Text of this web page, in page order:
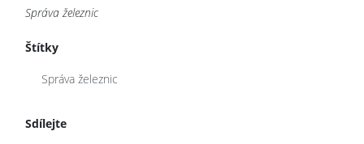
Správa železnic
Štítky
Správa železnic
Sdílejte